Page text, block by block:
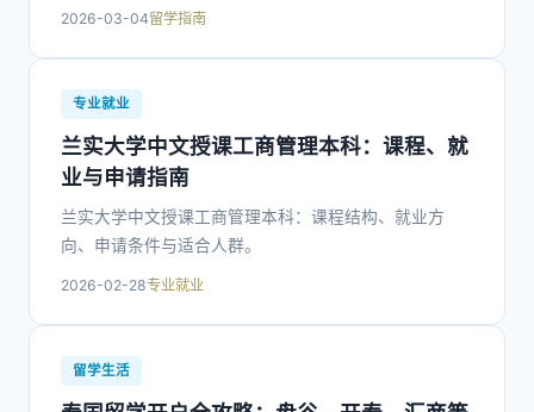
2026-03-04留学指南
专业就业
兰实大学中文授课工商管理本科：课程、就
业与申请指南
兰实大学中文授课工商管理本科：课程结构、就业方
向、申请条件与适合人群。
2026-02-28专业就业
留学生活